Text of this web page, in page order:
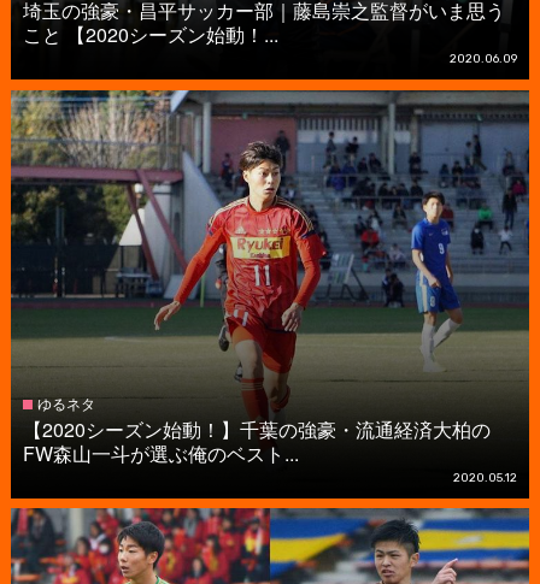
埼玉の強豪・昌平サッカー部｜藤島崇之監督がいま思う
こと 【2020シーズン始動！...
2020.06.09
ゆるネタ
【2020シーズン始動！】千葉の強豪・流通経済大柏の
FW森山一斗が選ぶ俺のベスト...
2020.05.12